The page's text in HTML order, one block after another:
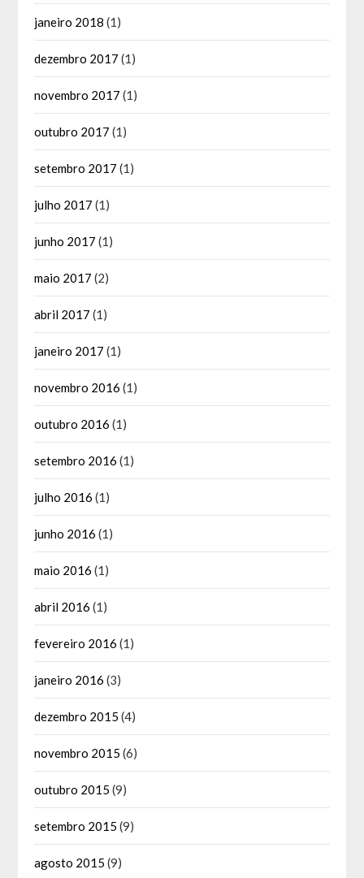
janeiro 2018 (1)
dezembro 2017 (1)
novembro 2017 (1)
outubro 2017 (1)
setembro 2017 (1)
julho 2017 (1)
junho 2017 (1)
maio 2017 (2)
abril 2017 (1)
janeiro 2017 (1)
novembro 2016 (1)
outubro 2016 (1)
setembro 2016 (1)
julho 2016 (1)
junho 2016 (1)
maio 2016 (1)
abril 2016 (1)
fevereiro 2016 (1)
janeiro 2016 (3)
dezembro 2015 (4)
novembro 2015 (6)
outubro 2015 (9)
setembro 2015 (9)
agosto 2015 (9)